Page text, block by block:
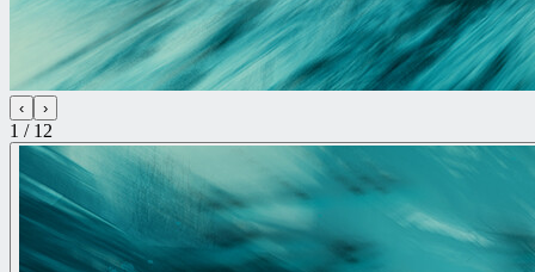
‹ ›
1 / 12